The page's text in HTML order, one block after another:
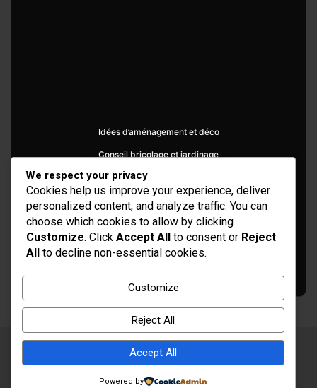
Idées d’aménagement et déco
Conseil bricolage et jardinage
Choix d'outillage et de matériaux
Copyright © 2026Rénovation et Décoration
We respect your privacy
Cookies help us improve your experience, deliver
personalized content, and analyze traffic. You can
choose which cookies to allow by clicking
Customize. Click Accept All to consent or Reject
All to decline non-essential cookies.
Customize
Reject All
Accept All
Powered by